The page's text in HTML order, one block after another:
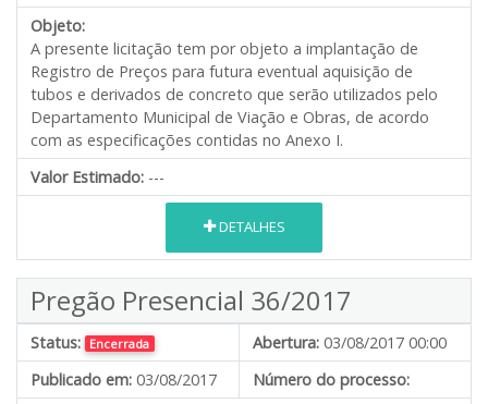
Objeto:
A presente licitação tem por objeto a implantação de
Registro de Preços para futura eventual aquisição de
tubos e derivados de concreto que serão utilizados pelo
Departamento Municipal de Viação e Obras, de acordo
com as especificações contidas no Anexo I.
Valor Estimado: ---
DETALHES
Pregão Presencial 36/2017
Status: Encerrada Abertura: 03/08/2017 00:00
Publicado em: 03/08/2017
Número do processo: